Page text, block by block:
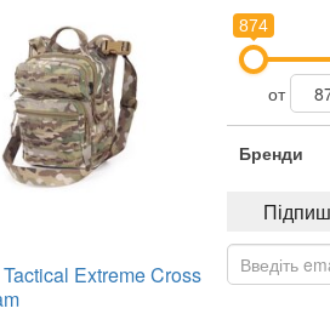
Extreme Cross
874
от
Бренди